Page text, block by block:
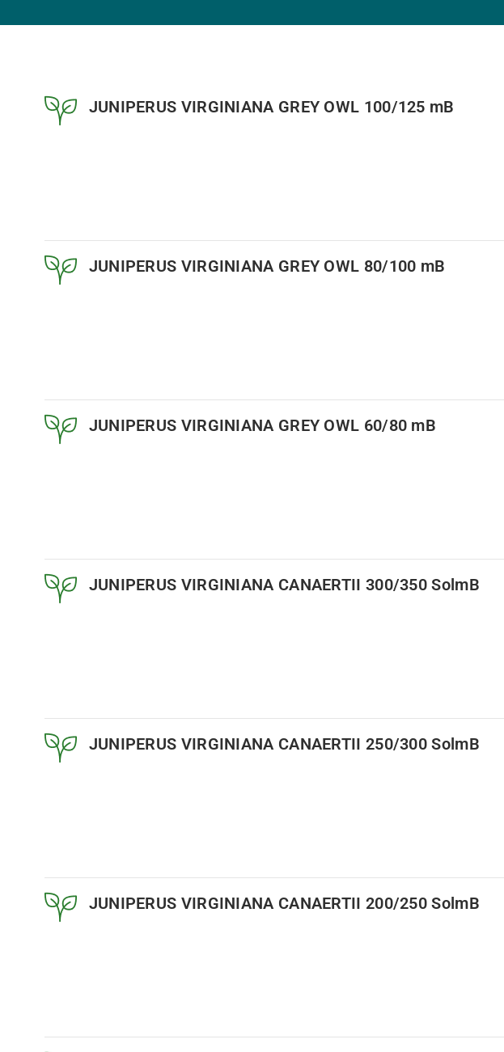
JUNIPERUS VIRGINIANA GREY OWL 100/125 mB
JUNIPERUS VIRGINIANA GREY OWL 80/100 mB
JUNIPERUS VIRGINIANA GREY OWL 60/80 mB
JUNIPERUS VIRGINIANA CANAERTII 300/350 SolmB
JUNIPERUS VIRGINIANA CANAERTII 250/300 SolmB
JUNIPERUS VIRGINIANA CANAERTII 200/250 SolmB